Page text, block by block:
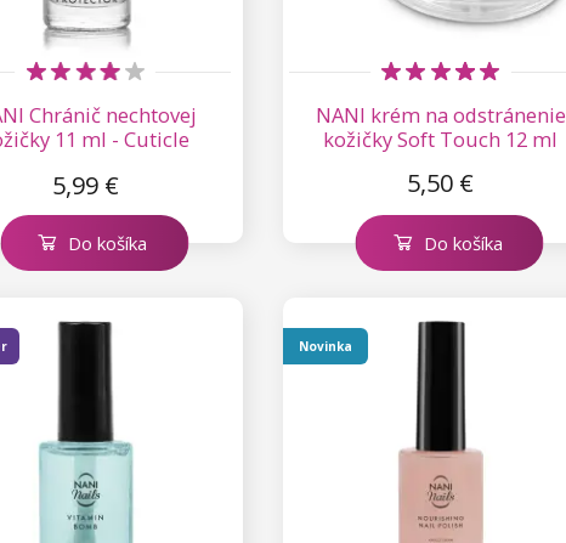
Chránič nechtovej
11 ml - Cuticle
5,99 €
Do košíka
NANI krém na odstránenie
kožičky Soft Touch 12 ml
5,50 €
Do košíka
Novinka